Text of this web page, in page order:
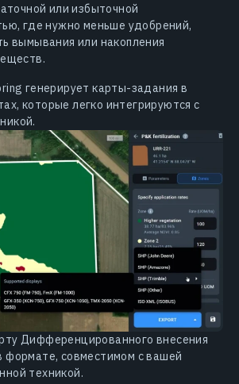
или избыточной
где нужно меньше удобрений,
вымывания или накопления
генерирует карты-задания в
которые легко интегрируются с
Дифференцированного внесения
формате, совместимом с вашей
техникой.